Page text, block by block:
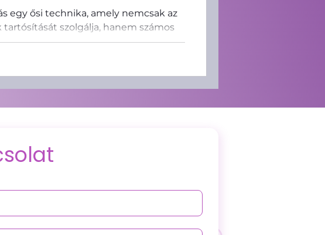
Megelőzés
egy ősi technika, amely nemcsak az
tartósítását szolgálja, hanem számos
előnnyel is jár.